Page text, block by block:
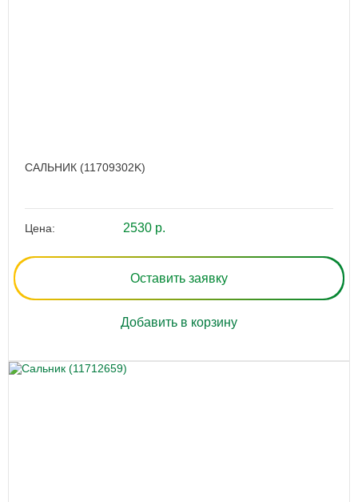
САЛЬНИК (11709302K)
Цена: 2530 р.
Оставить заявку
Добавить в корзину